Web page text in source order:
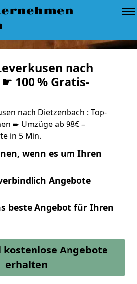
nach
100 % Gratis-
nach Dietzenbach : Top-
➨ Umzüge ab 98€ –
in 5 Min.
wenn es um Ihren
Angebote
beste Angebot für Ihren
Angebote
erhalten